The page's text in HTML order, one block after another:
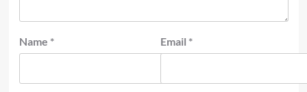
Name * Email *